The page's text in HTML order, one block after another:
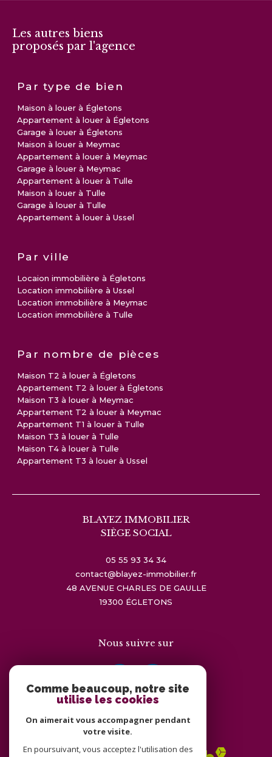
Les autres biens
proposés par l'agence
Par type de bien
Maison à louer à Égletons
Appartement à louer à Égletons
Garage à louer à Égletons
Maison à louer à Meymac
Appartement à louer à Meymac
Garage à louer à Meymac
Appartement à louer à Tulle
Maison à louer à Tulle
Garage à louer à Tulle
Appartement à louer à Ussel
Par ville
Locaion immobilière à Égletons
Location immobilière à Ussel
Location immobilière à Meymac
Location immobilière à Tulle
Par nombre de pièces
Maison T2 à louer à Égletons
Appartement T2 à louer à Égletons
Maison T3 à louer à Meymac
Appartement T2 à louer à Meymac
Appartement T1 à louer à Tulle
Maison T3 à louer à Tulle
Maison T4 à louer à Tulle
Appartement T3 à louer à Ussel
BLAYEZ IMMOBILIER
SIÈGE SOCIAL
05 55 93 34 34
contact@blayez-immobilier.fr
48 AVENUE CHARLES DE GAULLE
19300
ÉGLETONS
Nous suivre sur
Adhérents
Comme beaucoup, notre site
utilise les cookies
On aimerait vous accompagner pendant
votre visite.
En poursuivant, vous acceptez l'utilisation des